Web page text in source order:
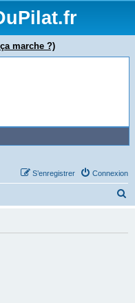
marche ?)
Connexion
S’enregistrer